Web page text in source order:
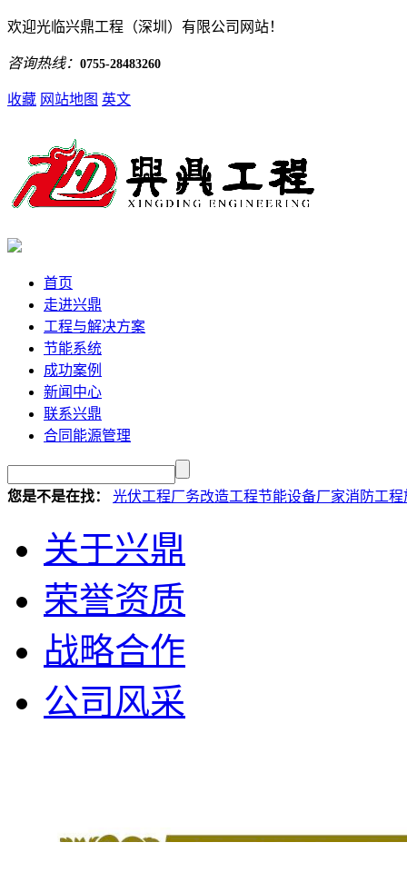
欢迎光临兴鼎工程（深圳）有限公司网站！
咨询热线： 0755-28483260
收藏 网站地图 英文
首页
走进兴鼎
工程与解决方案
节能系统
成功案例
新闻中心
联系兴鼎
合同能源管理
您是不是在找： 光伏工程厂务改造工程节能设备厂家消防工程
关于兴鼎
荣誉资质
战略合作
公司风采